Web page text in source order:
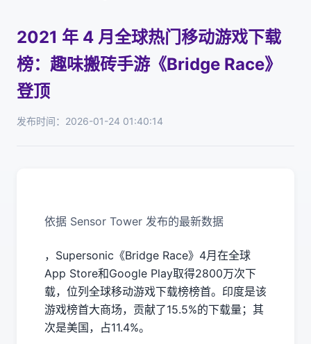
2021 年 4 月全球热门移动游戏下载
榜：趣味搬砖手游《Bridge Race》
登顶
发布时间：2026-01-24 01:40:14
依据 Sensor Tower 发布的最新数据
，Supersonic《Bridge Race》4月在全球
App Store和Google Play取得2800万次下
载，位列全球移动游戏下载榜榜首。印度是该
游戏榜首大商场，贡献了15.5%的下载量；其
次是美国，占11.4%。